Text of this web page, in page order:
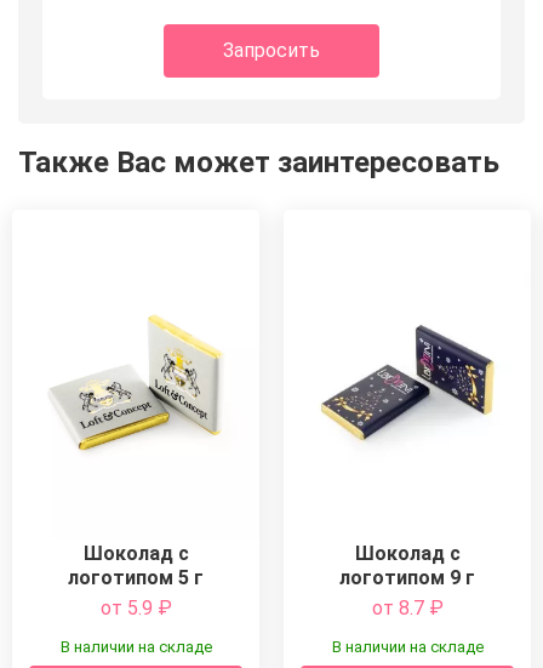
Запросить
Также Вас может заинтересовать
Шоколад с
логотипом 5 г
от 5.9 ₽
В наличии на складе
Шоколад с
логотипом 9 г
от 8.7 ₽
В наличии на складе